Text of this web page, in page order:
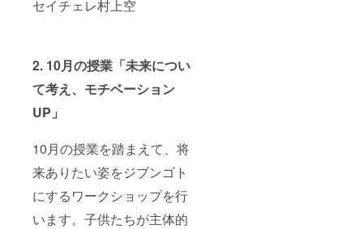
セイチェレ村上空
2. 10月の授業「未来につい
て考え、モチベーション
UP」
10月の授業を踏まえて、将
来ありたい姿をジブンゴト
にするワークショップを行
います。子供たちが主体的